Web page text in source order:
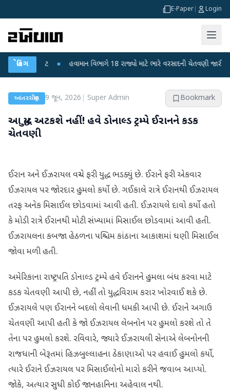
E-Paper Login
બ્રેકિંગ
ફફડાટ હવામાન વિભાગે 18 રાજ્યો માટે ભારે વરસાદની ચેતવણી જારી કરી ●
આંતરરાષ્ટ્રીય 9 જૂન, 2026 Super Admin Bookmark
આ યુદ્ધ અટકશે નહીં! હવે ડોનાલ્ડ ટ્રમ્પે ઈરાનને કડક
ચેતવણી
ઈરાન અને ઈઝરાયલ વચ્ચે ફરી યુદ્ધ ભડક્યું છે. ઈરાને ફરી એકવાર
ઈઝરાયલ પર જોરદાર હુમલો કર્યો છે. ગઈકાલે રાત્રે ઈરાનથી ઈઝરાયલ
તરફ અનેક મિસાઈલ છોડવામાં આવી હતી. ઈઝરાયલે દાવો કર્યો હતો
કે મોડી રાત્રે ઈરાનથી મોટી સંખ્યામાં મિસાઈલ છોડવામાં આવી હતી.
ઈઝરાયલના કબજા હેઠળના પશ્ચિમ કાંઠાના આકાશમાં ઘણી મિસાઈલ
જોવા મળી હતી.
અમેરિકાના રાષ્ટ્રપતિ ડોનાલ્ડ ટ્રમ્પે હવે ઈરાનને હુમલા બંધ કરવા માટે
કડક ચેતવણી આપી છે, નહીં તો યુદ્ધવિરામ કરાર ખોરવાઈ શકે છે.
ઈઝરાયલે પણ ઈરાનને બદલો લેવાની ધમકી આપી છે. ઈરાને અગાઉ
ચેતવણી આપી હતી કે જો ઈઝરાયલ લેબનોન પર હુમલો કરશે તો તે
તેના પર હુમલો કરશે. રવિવારે, જ્યારે ઈઝરાયલી સેનાએ લેબનોનની
રાજધાની બેરૂતમાં હિઝબુલ્લાહના ઠેકાણાઓ પર હવાઈ હુમલો કર્યો,
ત્યારે ઈરાને ઈઝરાયલ પર મિસાઈલોનો મારો કરીને જવાબ આપ્યો.
જોકે, અત્યાર સુધી કોઈ જાનહાનિના અહેવાલ નથી.